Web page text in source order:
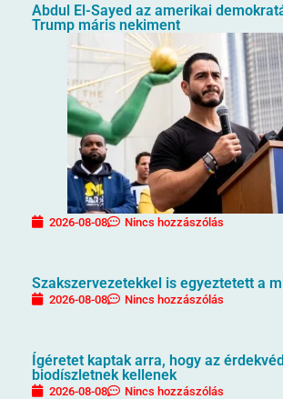
Abdul El-Sayed az amerikai
Trump máris nekiment
2026-08-08 Nincs hozzászólás
Szakszervezetekkel is egyeztetett a
2026-08-08 Nincs hozzászólás
Ígéretet kaptak arra, hogy az
biodíszletnek kellenek
2026-08-08 Nincs hozzászólás